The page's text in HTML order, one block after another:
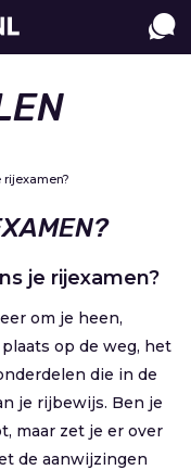
je rijexamen?
om je heen,
op de weg, het
die in de
je rijbewijs. Ben je
maar zet je er over
de aanwijzingen